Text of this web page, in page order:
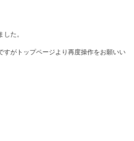
た。
すがトップページより再度操作をお願いい